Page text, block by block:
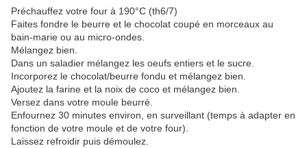
Préchauffez votre four à 190°C (th6/7)
Faites fondre le beurre et le chocolat coupé en morceaux au
bain-marie ou au micro-ondes.
Mélangez bien.
Dans un saladier mélangez les oeufs entiers et le sucre.
Incorporez le chocolat/beurre fondu et mélangez bien.
Ajoutez la farine et la noix de coco et mélangez bien.
Versez dans votre moule beurré.
Enfournez 30 minutes environ, en surveillant (temps à adapter en
fonction de votre moule et de votre four).
Laissez refroidir puis démoulez.